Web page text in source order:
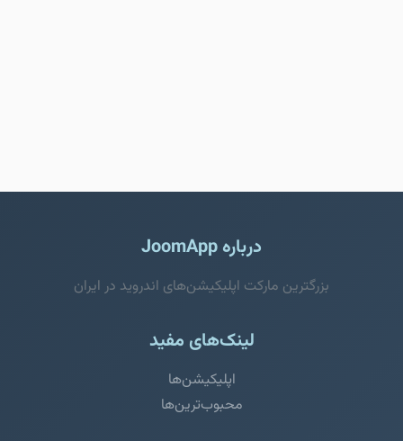
درباره JoomApp
بزرگترین مارکت اپلیکیشن‌های اندروید در ایران
لینک‌های مفید
اپلیکیشن‌ها
محبوب‌ترین‌ها